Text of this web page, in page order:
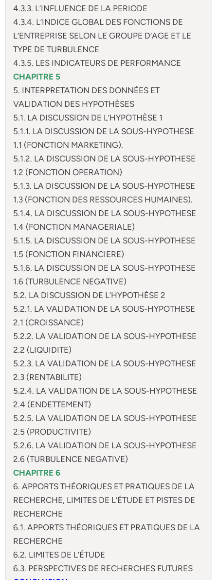
4.3.3. L’INFLUENCE DE LA PERIODE
4.3.4. L’INDICE GLOBAL DES FONCTIONS DE
L’ENTREPRISE SELON LE GROUPE D’AGE ET LE
TYPE DE TURBULENCE
4.3.5. LES INDICATEURS DE PERFORMANCE
CHAPITRE 5
5. INTERPRETATION DES DONNÉES ET
VALIDATION DES HYPOTHÈSES
5.1. LA DISCUSSION DE L’HYPOTHÈSE 1
5.1.1. LA DISCUSSION DE LA SOUS-HYPOTHESE
1.1 (FONCTION MARKETING).
5.1.2. LA DISCUSSION DE LA SOUS-HYPOTHESE
1.2 (FONCTION OPERATION)
5.1.3. LA DISCUSSION DE LA SOUS-HYPOTHESE
1.3 (FONCTION DES RESSOURCES HUMAINES).
5.1.4. LA DISCUSSION DE LA SOUS-HYPOTHESE
1.4 (FONCTION MANAGERIALE)
5.1.5. LA DISCUSSION DE LA SOUS-HYPOTHESE
1.5 (FONCTION FINANCIERE)
5.1.6. LA DISCUSSION DE LA SOUS-HYPOTHESE
1.6 (TURBULENCE NEGATIVE)
5.2. LA DISCUSSION DE L’HYPOTHÈSE 2
5.2.1. LA VALIDATION DE LA SOUS-HYPOTHESE
2.1 (CROISSANCE)
5.2.2. LA VALIDATION DE LA SOUS-HYPOTHESE
2.2 (LIQUIDITE)
5.2.3. LA VALIDATION DE LA SOUS-HYPOTHESE
2.3 (RENTABILITE)
5.2.4. LA VALIDATION DE LA SOUS-HYPOTHESE
2.4 (ENDETTEMENT)
5.2.5. LA VALIDATION DE LA SOUS-HYPOTHESE
2.5 (PRODUCTIVITE)
5.2.6. LA VALIDATION DE LA SOUS-HYPOTHESE
2.6 (TURBULENCE NEGATIVE)
CHAPITRE 6
6. APPORTS THÉORIQUES ET PRATIQUES DE LA
RECHERCHE, LIMITES DE L’ÉTUDE ET PISTES DE
RECHERCHE
6.1. APPORTS THÉORIQUES ET PRATIQUES DE LA
RECHERCHE
6.2. LIMITES DE L’ÉTUDE
6.3. PERSPECTIVES DE RECHERCHES FUTURES